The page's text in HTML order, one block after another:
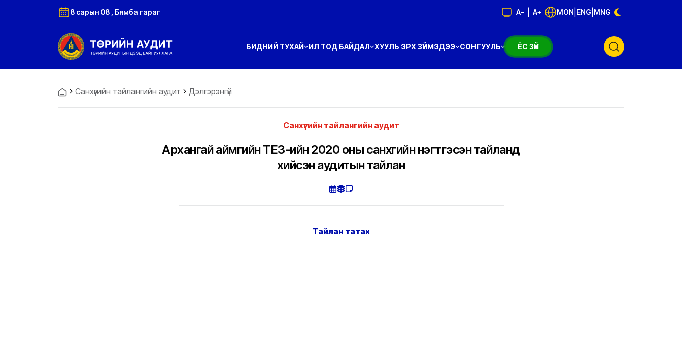
8 сарын 08 , Бямба гараг A- A+ MON ENG MNG
БИДНИЙ ТУХАЙ ИЛ ТОД БАЙДАЛ ХУУЛЬ ЭРХ ЗҮЙМЭДЭЭ СОНГУУЛЬ ЁС ЗҮЙ
Санхүүгийн тайлангийн аудит Дэлгэрэнгүй
Санхүүгийн тайлангийн аудит
Архангай аймгийн ТЕЗ-ийн 2020 оны санхүүгийн нэгтгэсэн тайланд
хийсэн аудитын тайлан
Тайлан татах